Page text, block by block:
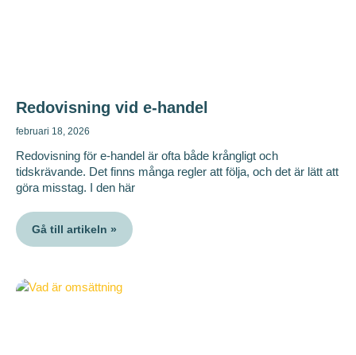
Redovisning vid e-handel
februari 18, 2026
Redovisning för e-handel är ofta både krångligt och
tidskrävande. Det finns många regler att följa, och det är lätt att
göra misstag. I den här
Gå till artikeln »